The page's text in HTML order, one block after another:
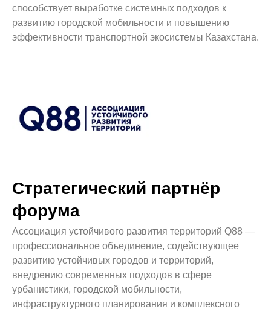
способствует выработке системных подходов к
развитию городской мобильности и повышению
эффективности транспортной экосистемы Казахстана.
Стратегический партнёр
форума
Ассоциация устойчивого развития территорий Q88 —
профессиональное объединение, содействующее
развитию устойчивых городов и территорий,
внедрению современных подходов в сфере
урбанистики, городской мобильности,
инфраструктурного планирования и комплексного